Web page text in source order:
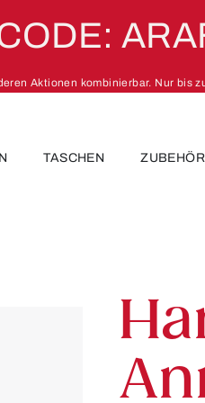
Aktionen kombinierbar. Nur bis
TASCHEN ZUBEHÖR